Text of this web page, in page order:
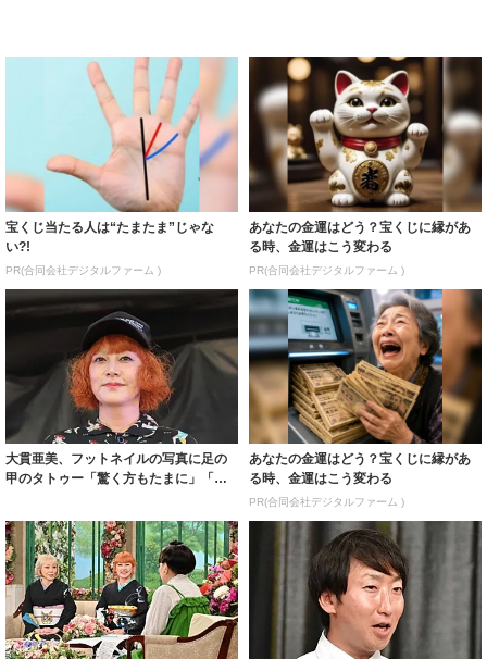
宝くじ当たる人は“たまたま”じゃな
い?!
PR(合同会社デジタルファーム )
あなたの金運はどう？宝くじに縁があ
る時、金運はこう変わる
PR(合同会社デジタルファーム )
大貫亜美、フットネイルの写真に足の
甲のタトゥー「驚く方もたまに」「実
あなたの金運はどう？宝くじに縁があ
る時、金運はこう変わる
PR(合同会社デジタルファーム )